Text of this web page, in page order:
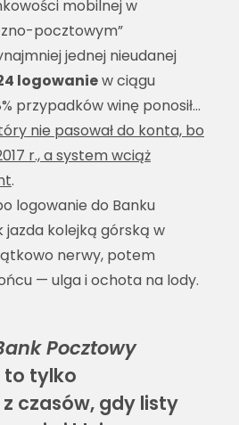
mobilnej w
pocztowym”
jednej nieudanej
logowaniew ciągu
przypadków winę ponosił…
nie pasował do konta, bo
r., a system wciąż
.
logowanie do Banku
jazda kolejką górską w
nerwy, potem
— ulga i ochota na lody.
Pocztowy
to tylko
czasów, gdy listy